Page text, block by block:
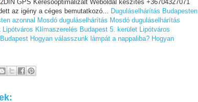
2DIN GPS Keresőoptimalizált Weboldal készítés +36704327071
az igény a céges bemutatkozó... Duguláselhárítás Budapesten
azonnal Mosdó duguláselhárítás Mosdó duguláselhárítás
Lipótváros Klímaszerelés Budapest 5. kerület Lipótváros
Hogyan válasszunk lámpát a nappaliba? Hogyan